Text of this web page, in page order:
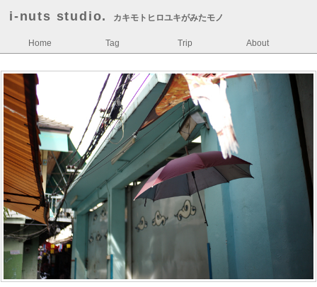
i-nuts studio. カキモトヒロユキがみたモノ
Home Tag Trip About